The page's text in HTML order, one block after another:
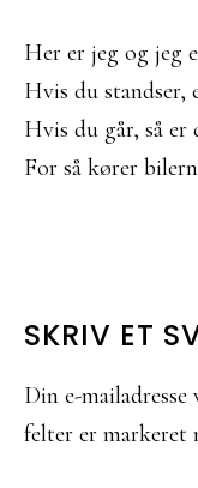
Her er jeg og jeg
Hvis du standser,
Hvis du går, så er
For så kører
SKRIV ET
Din e-
felter er markeret